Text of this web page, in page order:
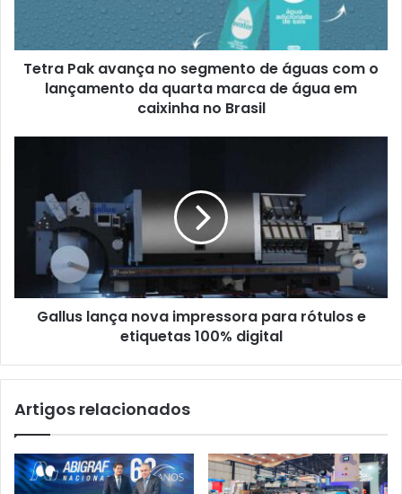
o
lançamento
caixinha
Brasil
Tetra Pak avança no segmento de águas com o
lançamento da quarta marca de água em
caixinha no Brasil
impressora
para
rótulos
etiquetas
100%
digitalGallus lança nova impressora para rótulos e
etiquetas 100% digital
Artigos relacionados